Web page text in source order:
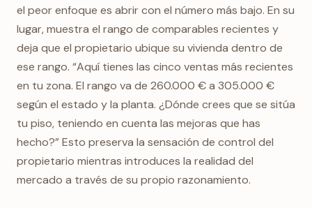
el peor enfoque es abrir con el número más bajo. En su
lugar, muestra el rango de comparables recientes y
deja que el propietario ubique su vivienda dentro de
ese rango. “Aquí tienes las cinco ventas más recientes
en tu zona. El rango va de 260.000 € a 305.000 €
según el estado y la planta. ¿Dónde crees que se sitúa
tu piso, teniendo en cuenta las mejoras que has
hecho?” Esto preserva la sensación de control del
propietario mientras introduces la realidad del
mercado a través de su propio razonamiento.